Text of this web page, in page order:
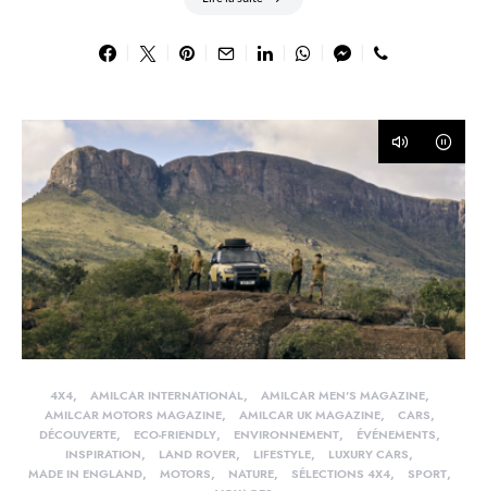
4X4 AMILCAR INTERNATIONAL
AMILCAR MEN'S MAGAZINE
AMILCAR MOTORS MAGAZINE
AMILCAR UK MAGAZINE
CARS
DÉCOUVERTE
ECO-FRIENDLY ENVIRONNEMENT
ÉVÉNEMENTS
INSPIRATION
LAND ROVER LIFESTYLE
LUXURY CARS
MADE IN ENGLAND
MOTORS NATURE SÉLECTIONS 4X4
SPORT